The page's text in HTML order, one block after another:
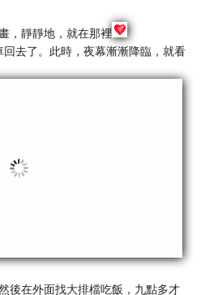
，靜靜地，就在那裡
去了。此時，夜幕漸漸降臨，就看
後在外面找大排檔吃飯，九點多才